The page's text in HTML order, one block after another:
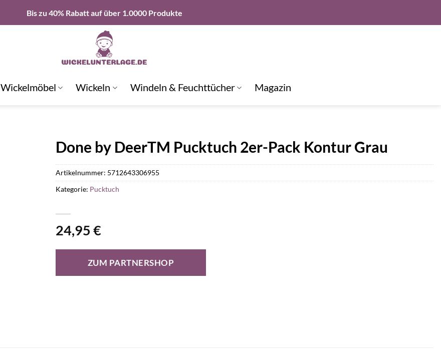
Bis zu 40% Rabatt auf über 1.0000 Produkte
Wickelmöbel Wickeln Windeln & Feuchttücher Magazin
Done by DeerTM Pucktuch 2er-Pack Kontur Grau
24,95 €
ZUM PARTNERSHOP
Artikelnummer: 5712643306955
Kategorie: Pucktuch